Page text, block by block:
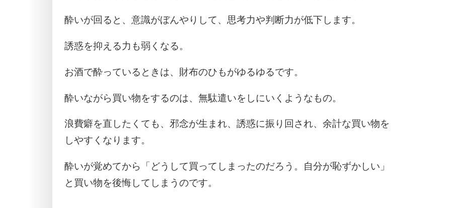
酔いが回ると、意識がぼんやりして、思考力や判断力が低下します。
誘惑を抑える力も弱くなる。
お酒で酔っているときは、財布のひもがゆるゆるです。
酔いながら買い物をするのは、無駄遣いをしにいくようなもの。
浪費癖を直したくても、邪念が生まれ、誘惑に振り回され、余計な買い物を
しやすくなります。
酔いが覚めてから「どうして買ってしまったのだろう。自分が恥ずかしい」
と買い物を後悔してしまうのです。